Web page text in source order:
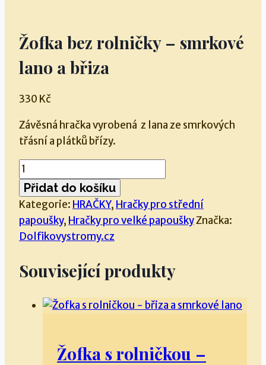
Žofka bez rolničky – smrkové
lano a břiza
330 Kč
Závěsná hračka vyrobená z lana ze smrkových
třásní a plátků břízy.
Žofka
bez
rolničky
smrkové
a
břiza
množství
Přidat do košíku
Kategorie: HRAČKY, Hračky pro střední
papoušky, Hračky pro velké papouškyZnačka:
Dolfikovystromy.cz
Související produkty
Žofka s rolničkou –